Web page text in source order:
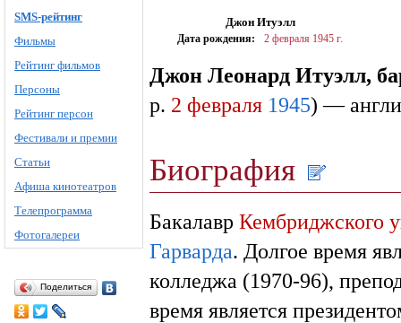
SMS-рейтинг
Фильмы
Рейтинг фильмов
Персоны
Рейтинг персон
Фестивали и премии
Статьи
Афиша кинотеатров
Телепрограмма
Фотогалереи
Поделиться
Джон Итуэлл
Дата рождения: 2 февраля 1945 г.
Джон Леонард Итуэлл,
р. 2 февраля 1945) —
Биография
Бакалавр Кембриджского
Гарварда. Долгое время
колледжа (1970-96),
время является